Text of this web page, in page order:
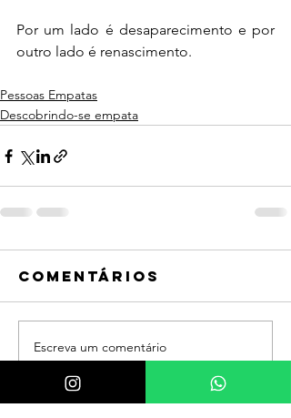
Por um lado é desaparecimento e por
outro lado é renascimento.
Pessoas Empatas
Descobrindo-se empata
Comentários
Escreva um comentário